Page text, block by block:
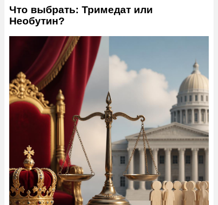
Что выбрать: Тримедат или
Необутин?